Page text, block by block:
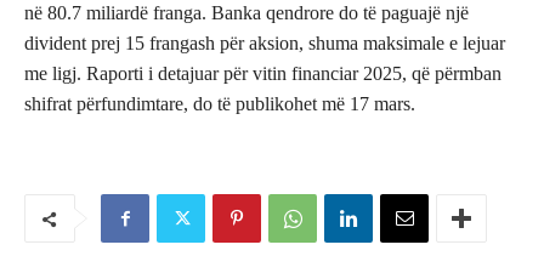
në 80.7 miliardë franga. Banka qendrore do të paguajë një
divident prej 15 frangash për aksion, shuma maksimale e lejuar
me ligj. Raporti i detajuar për vitin financiar 2025, që përmban
shifrat përfundimtare, do të publikohet më 17 mars.